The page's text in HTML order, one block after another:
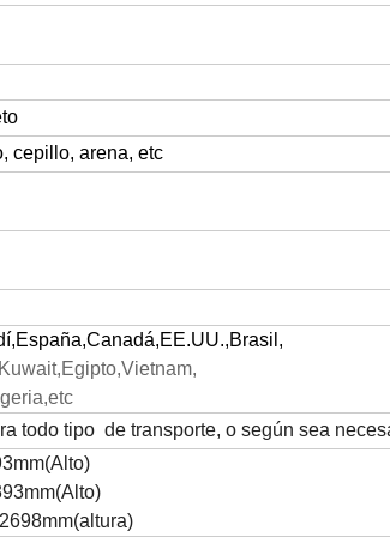
cepillo, arena, etc
todo tipo de transporte, o según sea